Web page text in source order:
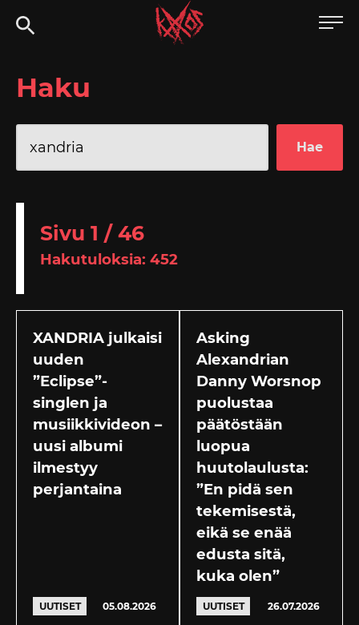
Siirry
suoraan
Kaaoszine
Haku
Haku:
Sivu 1 / 46
Hakutuloksia: 452
XANDRIA julkaisi
uuden
”Eclipse”-
singlen ja
musiikkivideon –
uusi albumi
ilmestyy
perjantaina
UUTISET 05.08.2026
Asking
Alexandrian
Danny Worsnop
puolustaa
päätöstään
luopua
huutolaulusta:
”En pidä sen
tekemisestä,
eikä se enää
edusta sitä,
kuka olen”
UUTISET 26.07.2026